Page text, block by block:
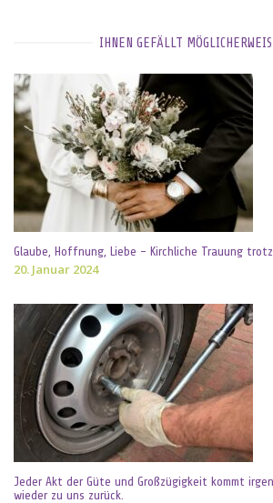
IHNEN GEFÄLLT
Glaube, Hoffnung, Liebe – Kirchliche Trauung
20. Januar 2024
Jeder Akt der Güte und Großzügigkeit kommt
wieder zu uns zurück.